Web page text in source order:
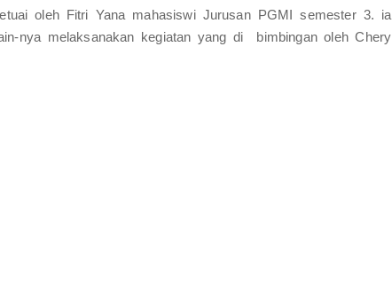
oleh Fitri Yana mahasiswi Jurusan PGMI semester 3. ia
nya melaksanakan kegiatan yang di bimbingan oleh Chery